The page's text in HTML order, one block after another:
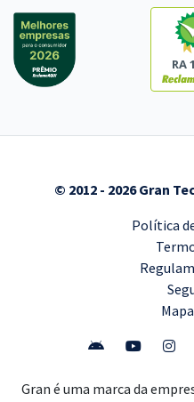
RA
© 2012 - 2026 Gran
Política
Gran é uma marca da